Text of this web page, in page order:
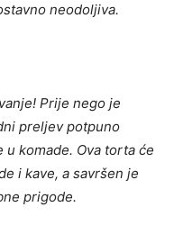
neodoljiva.
Prije nego je
preljev potpuno
komade. Ova torta će
i kave, a savršen je
prigode.